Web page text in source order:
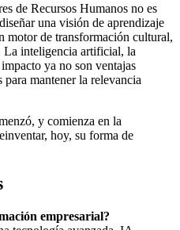
de Recursos Humanos no es
una visión de aprendizaje
motor de transformación cultural,
La inteligencia artificial, la
ya no son ventajas
mantener la relevancia
y comienza en la
hoy, su forma de
empresarial?